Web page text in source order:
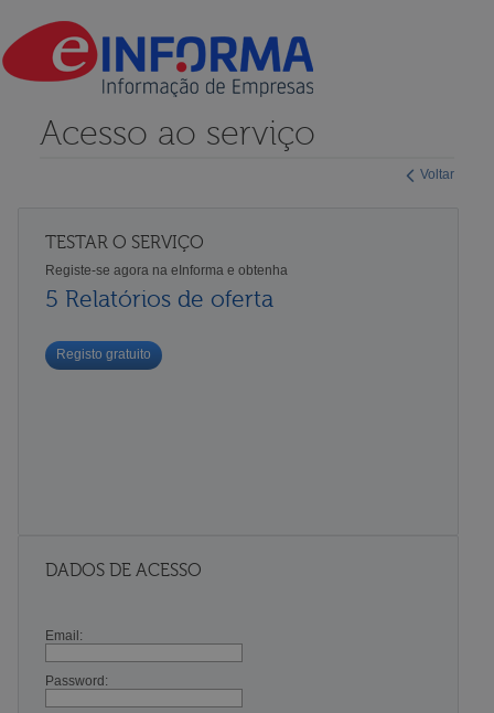
Voltar
Acesso ao serviço
TESTAR O SERVIÇO
Registe-se agora na eInforma e obtenha
5 Relatórios de oferta
Registo gratuito
DADOS DE ACESSO
Email:
Password: